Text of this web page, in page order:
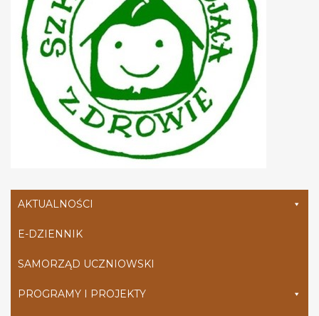
AKTUALNOŚCI
E-DZIENNIK
SAMORZĄD UCZNIOWSKI
PROGRAMY I PROJEKTY